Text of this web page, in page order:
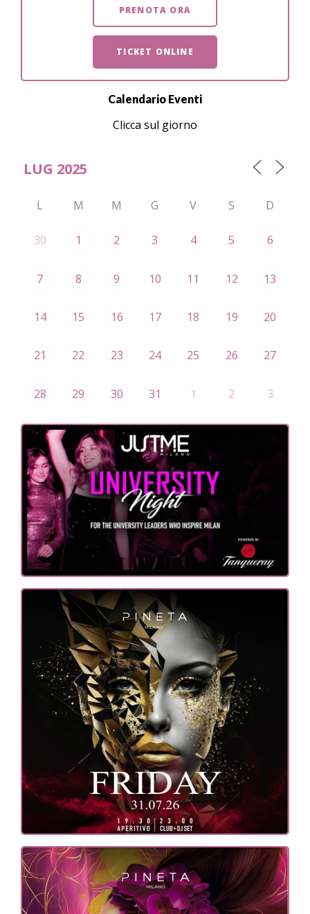
PRENOTA ORA
TICKET ONLINE
Calendario Eventi
Clicca sul giorno
L M M G V S D
30 1 2 3 4 5 6
7 8 9 10 11 12 13
14 15 16 17 18 19 20
21 22 23 24 25 26 27
28 29 30 31 1 2 3